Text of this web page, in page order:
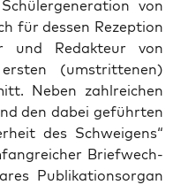
von
für dessen Rezep­tion
und Redak­teur von
(umstrit­te­nen)
Neben zahlre­ichen
den dabei geführten
des Schweigens“
Briefwech­
Pub­lika­tion­sor­gan